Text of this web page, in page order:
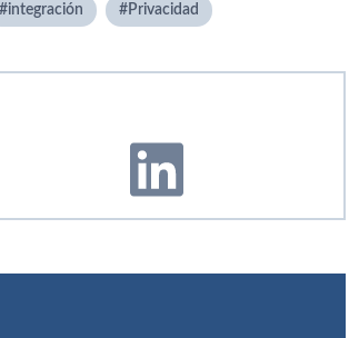
integración Privacidad